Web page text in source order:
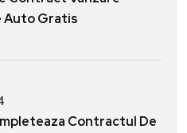
Auto Gratis
Contractul De